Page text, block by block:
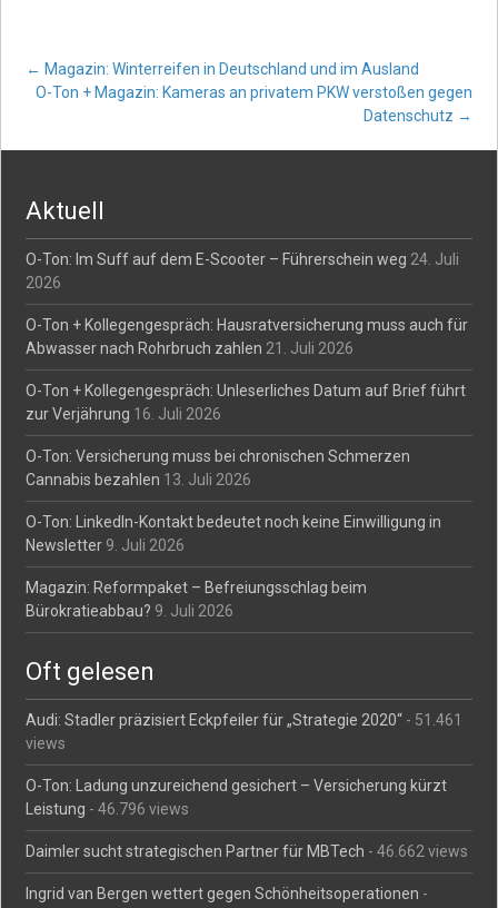
Post
navigation
← Magazin: Winterreifen in Deutschland und im Ausland
O-Ton + Magazin: Kameras an privatem PKW verstoßen gegen
Datenschutz →
Aktuell
O-Ton: Im Suff auf dem E-Scooter – Führerschein weg 24. Juli
2026
O-Ton + Kollegengespräch: Hausratversicherung muss auch für
Abwasser nach Rohrbruch zahlen 21. Juli 2026
O-Ton + Kollegengespräch: Unleserliches Datum auf Brief führt
zur Verjährung 16. Juli 2026
O-Ton: Versicherung muss bei chronischen Schmerzen
Cannabis bezahlen 13. Juli 2026
O-Ton: LinkedIn-Kontakt bedeutet noch keine Einwilligung in
Newsletter 9. Juli 2026
Magazin: Reformpaket – Befreiungsschlag beim
Bürokratieabbau? 9. Juli 2026
Oft gelesen
Audi: Stadler präzisiert Eckpfeiler für „Strategie 2020“ - 51.461
views
O-Ton: Ladung unzureichend gesichert – Versicherung kürzt
Leistung - 46.796 views
Daimler sucht strategischen Partner für MBTech - 46.662 views
Ingrid van Bergen wettert gegen Schönheitsoperationen -